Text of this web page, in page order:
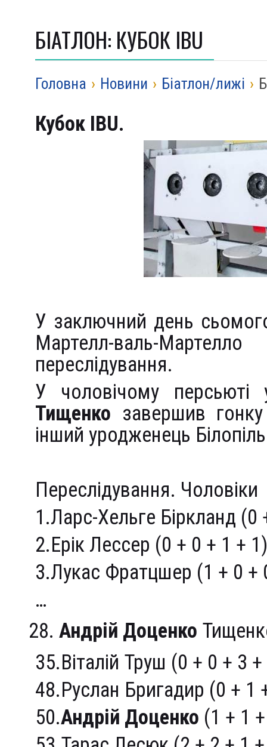
БІАТЛОН: КУБОК IBU
Головна › Новини › Біатлон/лижі ›
Кубок IBU.
У заключний день
Мартелл-валь-
переслідування.
У чоловічому
Тищенко завершив
інший уродженець
Переслідування. Чоловіки
1.Ларс-Хельге Біркланд
2.Ерік Лессер (0 + 0 + 1 +
3.Лукас Фратцшер (1 + 0 +
…
Андрій Доценко
35.Віталій Труш (0 + 0 + 3
48.Руслан Бригадир (0 + 1
50.Андрій Доценко (1 + 1